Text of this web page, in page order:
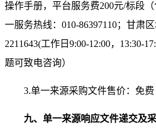
操作手册，平台服务费200元/标段
一服务热线：010-86397110；甘肃
2211643(工作日9:00-12:00，13:30-
题可致电咨询）
3.单一来源采购文件售价：免费
九、单一来源响应文件递交及